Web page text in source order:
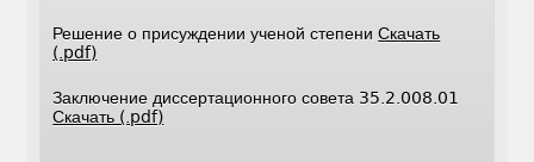
Решение о присуждении ученой степениСкачать
(.pdf)
Заключение диссертационного совета 35.2.008.01
Скачать (.pdf)